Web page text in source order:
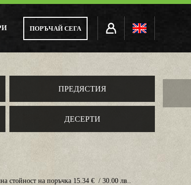
ПОРЪЧАЙ СЕГА
ПРЕДЯСТИЯ
ДЕСЕРТИ
стойност на поръчка 15.34 € / 30.00 лв..